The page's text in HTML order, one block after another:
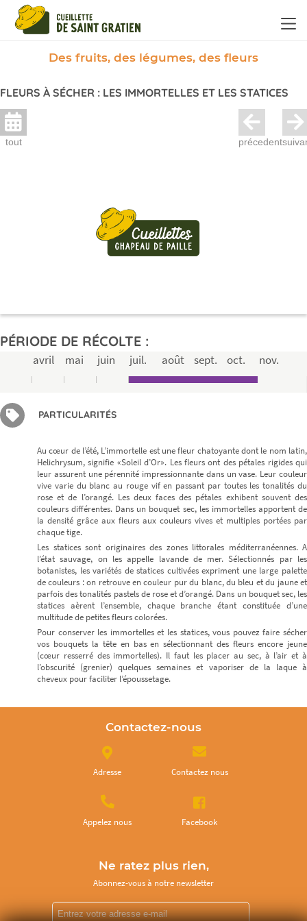
Des fruits, des légumes, des fleurs
FLEURS À SÉCHER : LES IMMORTELLES ET LES STATICES
tout précedent
PÉRIODE DE RÉCOLTE :
avril mai juin juil. août sept. oct. nov.
PARTICULARITÉS
Au cœur de l’été, L’immortelle est une fleur chatoyante dont le nom latin,
Helichrysum, signifie «Soleil d’Or». Les fleurs ont des pétales rigides qui
leur assurent une pérennité impressionnante dans un vase. Leur couleur
vive varie du blanc au rouge vif en passant par toutes les tonalités du
rose et de l’orangé. Les deux faces des pétales exhibent souvent des
couleurs différentes. Dans un bouquet sec, les immortelles apportent de
la densité grâce aux fleurs aux couleurs vives et multiples portées par
chaque tige.
Les statices sont originaires des zones littorales méditerranéennes. A
l’état sauvage, on les appelle lavande de mer. Sélectionnés par les
botanistes, les variétés de statices cultivées expriment une large palette
de couleurs : on retrouve en couleur pur du blanc, du bleu et du jaune et
parfois des tonalités pastels de rose et d’orangé. Dans un bouquet sec, les
statices aèrent l’ensemble, chaque branche étant constituée d’une
multitude de petites fleurs colorées.
Pour conserver les immortelles et les statices, vous pouvez faire sécher
vos bouquets la tête en bas en sélectionnant des fleurs encore jeune
(cœur resserré des immortelles). Il faut les placer au sec, à l’air et à
l’obscurité (grenier) quelques semaines et vaporiser de la laque à
cheveux pour faciliter l’époussetage.
Contactez-nous
Adresse Contactez nous
Appelez nous Facebook
Ne ratez plus rien,
Abonnez-vous à notre newsletter
Panneau de gestion des cookies